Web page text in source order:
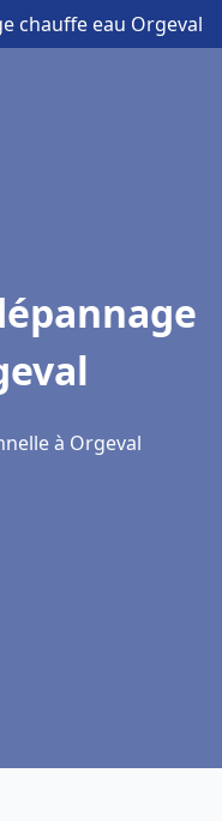
chauffe eau Orgeval
à Orgeval